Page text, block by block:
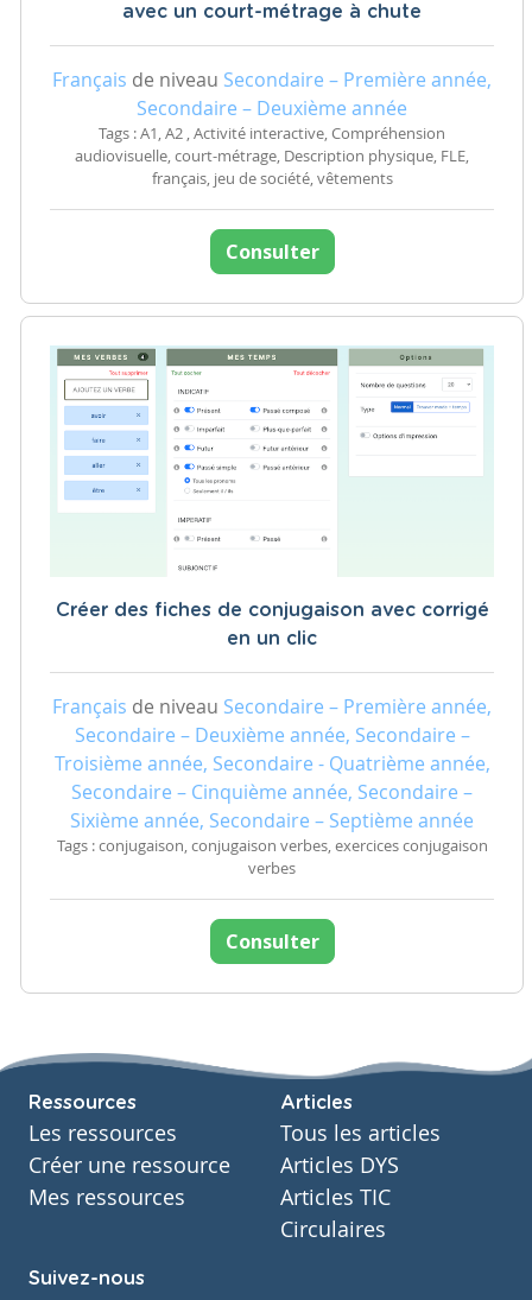
avec un court-métrage à chute
Français de niveau Secondaire – Première année,
Secondaire – Deuxième année
Tags : A1, A2 , Activité interactive, Compréhension
audiovisuelle, court-métrage, Description physique, FLE,
français, jeu de société, vêtements
Consulter
Créer des fiches de conjugaison avec corrigé
en un clic
Français de niveau Secondaire – Première année,
Secondaire – Deuxième année, Secondaire –
Troisième année, Secondaire - Quatrième année,
Secondaire – Cinquième année, Secondaire –
Sixième année, Secondaire – Septième année
Tags : conjugaison, conjugaison verbes, exercices conjugaison
verbes
Consulter
Ressources
Les ressources
Créer une ressource
Mes ressources
Articles
Tous les articles
Articles DYS
Articles TIC
Circulaires
Suivez-nous